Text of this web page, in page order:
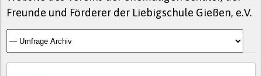
Freunde und Förderer der Liebigschule Gießen, e.V.